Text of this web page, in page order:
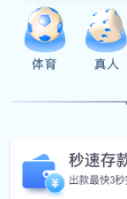
曹坤鹏，自
苦练操作技能，逐
带头作用。他焊接